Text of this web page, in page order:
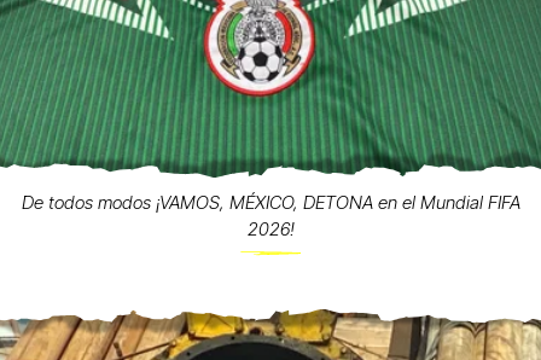
De todos modos ¡VAMOS, MÉXICO, DETONA en el Mundial FIFA
2026!